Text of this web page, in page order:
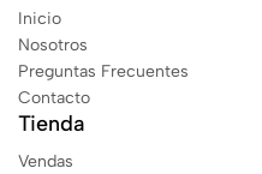
Inicio
Nosotros
Preguntas Frecuentes
Contacto
Tienda
Vendas